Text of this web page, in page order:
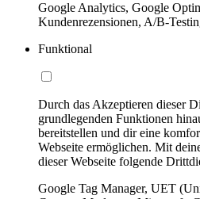
Google Analytics, Google
Kundenrezensionen, A/B-
Funktional
Durch das Akzeptieren dieser
grundlegenden Funktionen
bereitstellen und dir eine
Webseite ermöglichen. Mit
dieser Webseite folgende
Google Tag Manager, UET